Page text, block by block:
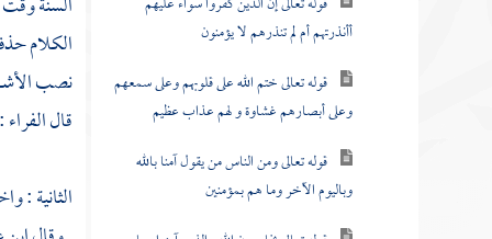
أأنذرتهم أم لم تنذرهم لا يؤمنون
قوله تعالى ختم الله على قلوبهم وعلى سمعهم
وعلى أبصارهم غشاوة و لهم عذاب عظيم
قوله تعالى ومن الناس من يقول آمنا بالله
وباليوم الآخر وما هم بمؤمنين
الكلام
نصب
قالالفراء
الثانية :